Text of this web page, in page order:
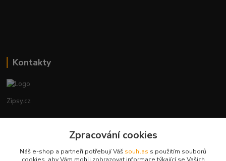
Kontakty
Zipsy.cz
+420774877333
Zpracování cookies
Náš e-shop a partneři potřebují Váš souhlas s použitím souborů